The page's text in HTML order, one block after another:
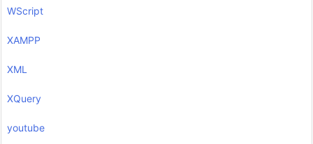
WScript
XAMPP
XML
XQuery
youtube